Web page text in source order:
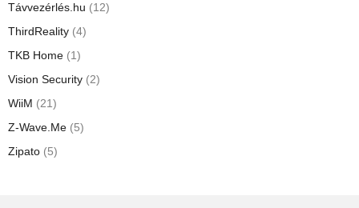
Távvezérlés.hu (12)
ThirdReality (4)
TKB Home (1)
Vision Security (2)
WiiM (21)
Z-Wave.Me (5)
Zipato (5)